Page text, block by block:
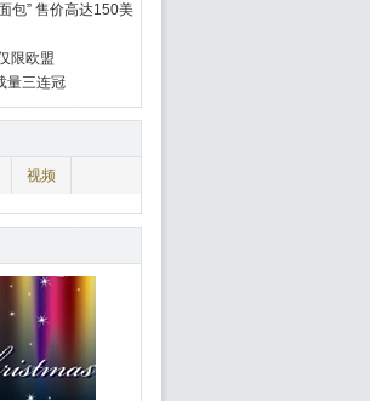
包” 售价高达150美
限欧盟
量三连冠
视频